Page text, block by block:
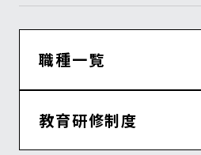
職種一覧
教育研修制度